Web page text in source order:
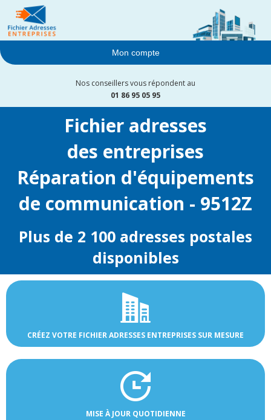
Mon compte
Nos conseillers vous répondent au
01 86 95 05 95
Fichier adresses
des entreprises
Réparation d'équipements
de communication - 9512Z
Plus de 2 100 adresses postales
disponibles
CRÉEZ VOTRE FICHIER ADRESSES ENTREPRISES SUR MESURE
MISE À JOUR QUOTIDIENNE